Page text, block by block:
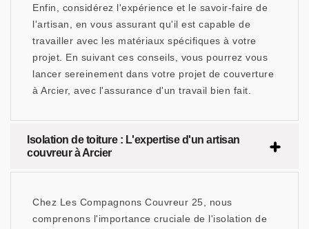
Enfin, considérez l'expérience et le savoir-faire de
l'artisan, en vous assurant qu'il est capable de
travailler avec les matériaux spécifiques à votre
projet. En suivant ces conseils, vous pourrez vous
lancer sereinement dans votre projet de couverture
à Arcier, avec l'assurance d'un travail bien fait.
Isolation de toiture : L'expertise d'un artisan
couvreur à Arcier
Chez Les Compagnons Couvreur 25, nous
comprenons l'importance cruciale de l'isolation de